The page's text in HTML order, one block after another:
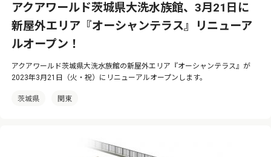
アクアワールド茨城県大洗水族館、3月21日に
新屋外エリア『オーシャンテラス』リニューア
ルオープン！
アクアワールド茨城県大洗水族館の新屋外エリア『オーシャンテラス』が
2023年3月21日（火・祝）にリニューアルオープンします。
茨城県 関東